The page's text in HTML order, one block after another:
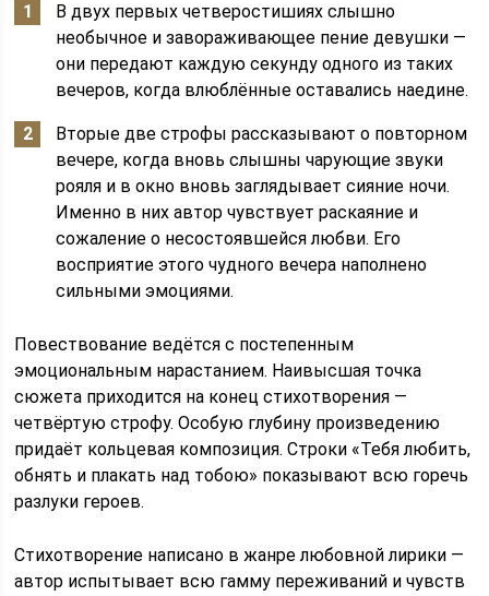
В двух первых четверостишиях слышно
необычное и завораживающее пение девушки —
они передают каждую секунду одного из таких
вечеров, когда влюблённые оставались наедине.
Вторые две строфы рассказывают о повторном
вечере, когда вновь слышны чарующие звуки
рояля и в окно вновь заглядывает сияние ночи.
Именно в них автор чувствует раскаяние и
сожаление о несостоявшейся любви. Его
восприятие этого чудного вечера наполнено
сильными эмоциями.
Повествование ведётся с постепенным
эмоциональным нарастанием. Наивысшая точка
сюжета приходится на конец стихотворения —
четвёртую строфу. Особую глубину произведению
придаёт кольцевая композиция. Строки «Тебя любить,
обнять и плакать над тобою» показывают всю горечь
разлуки героев.
Стихотворение написано в жанре любовной лирики —
автор испытывает всю гамму переживаний и чувств